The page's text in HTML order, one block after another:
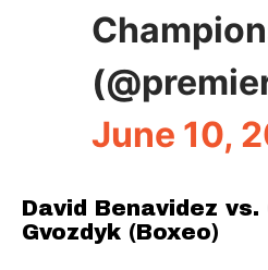
June 10,
David Benavidez
Gvozdyk (Boxeo)